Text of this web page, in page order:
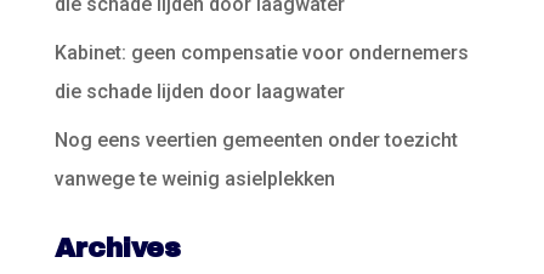
Kabinet: geen compensatie voor ondernemers
die schade lijden door laagwater
Nog eens veertien gemeenten onder toezicht
vanwege te weinig asielplekken
Archives